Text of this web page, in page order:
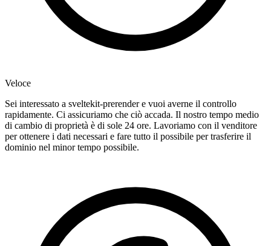
Veloce
Sei interessato a sveltekit-prerender e vuoi averne il controllo
rapidamente. Ci assicuriamo che ciò accada. Il nostro tempo medio
di cambio di proprietà è di sole 24 ore. Lavoriamo con il venditore
per ottenere i dati necessari e fare tutto il possibile per trasferire il
dominio nel minor tempo possibile.